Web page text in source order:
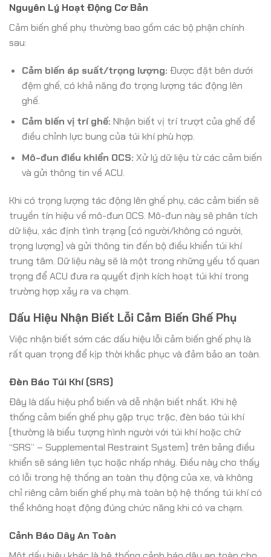
Nguyên Lý Hoạt Động Cơ Bản
Cảm biến ghế phụ thường bao gồm các bộ phận chính
sau:
Cảm biến áp suất/trọng lượng: Được đặt bên dưới
đệm ghế, có khả năng đo trọng lượng tác động lên
ghế.
Cảm biến vị trí ghế: Nhận biết vị trí trượt của ghế để
điều chỉnh lực bung của túi khí phù hợp.
Mô-đun điều khiển OCS: Xử lý dữ liệu từ các cảm biến
và gửi thông tin về ACU.
Khi có trọng lượng tác động lên ghế phụ, các cảm biến sẽ
truyền tín hiệu về mô-đun OCS. Mô-đun này sẽ phân tích
dữ liệu, xác định tình trạng (có người/không có người,
trọng lượng) và gửi thông tin đến bộ điều khiển túi khí
trung tâm. Dữ liệu này sẽ là một trong những yếu tố quan
trọng để ACU đưa ra quyết định kích hoạt túi khí trong
trường hợp xảy ra va chạm.
Dấu Hiệu Nhận Biết Lỗi Cảm Biến Ghế Phụ
Việc nhận biết sớm các dấu hiệu lỗi cảm biến ghế phụ là
rất quan trọng để kịp thời khắc phục và đảm bảo an toàn.
Đèn Báo Túi Khí (SRS)
Đây là dấu hiệu phổ biến và dễ nhận biết nhất. Khi hệ
thống cảm biến ghế phụ gặp trục trặc, đèn báo túi khí
(thường là biểu tượng hình người với túi khí hoặc chữ
“SRS” – Supplemental Restraint System) trên bảng điều
khiển sẽ sáng liên tục hoặc nhấp nháy. Điều này cho thấy
có lỗi trong hệ thống an toàn thụ động của xe, và không
chỉ riêng cảm biến ghế phụ mà toàn bộ hệ thống túi khí có
thể không hoạt động đúng chức năng khi có va chạm.
Cảnh Báo Dây An Toàn